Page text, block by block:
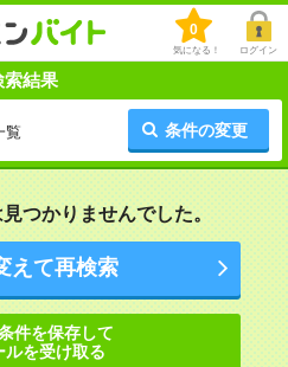
0
気になる！ ログイン
索結果
覧 条件の変更
つかりませんでした。
えて再検索
件を保存して
ルを受け取る